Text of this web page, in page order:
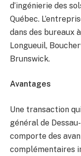
d’ingénierie des
Québec.
dans des bureaux
Longueuil,
Brunswick.
Avantages
Une transaction
général de
comporte des
complémentaires